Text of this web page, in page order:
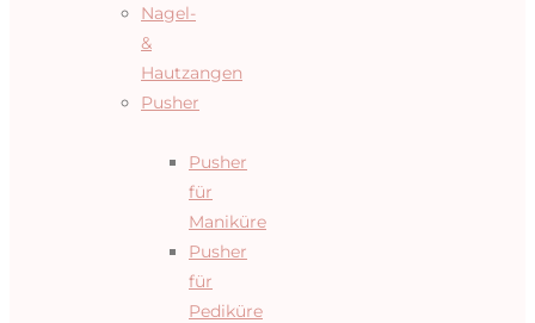
Nagel-
&
Hautzangen
Pusher
Pusher
für
Maniküre
Pusher
für
Pediküre